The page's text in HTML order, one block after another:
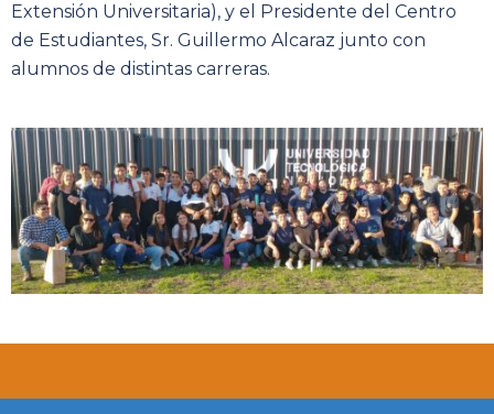
Extensión Universitaria), y el Presidente del Centro
de Estudiantes, Sr. Guillermo Alcaraz junto con
alumnos de distintas carreras.